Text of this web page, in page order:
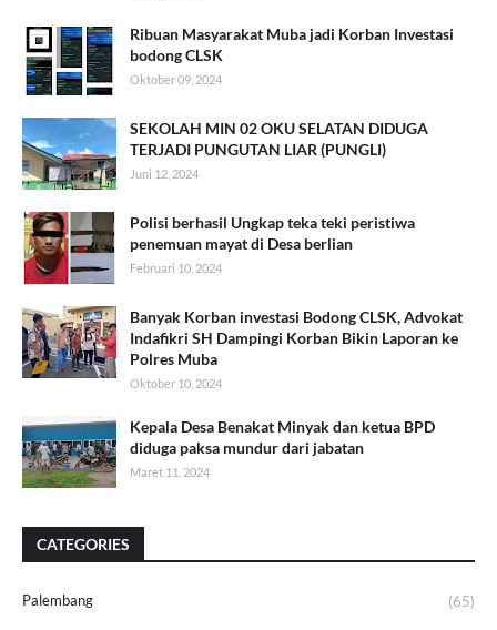
Ribuan Masyarakat Muba jadi Korban Investasi
bodong CLSK
Oktober 09, 2024
SEKOLAH MIN 02 OKU SELATAN DIDUGA
TERJADI PUNGUTAN LIAR (PUNGLI)
Juni 12, 2024
Polisi berhasil Ungkap teka teki peristiwa
penemuan mayat di Desa berlian
Februari 10, 2024
Banyak Korban investasi Bodong CLSK, Advokat
Indafikri SH Dampingi Korban Bikin Laporan ke
Polres Muba
Oktober 10, 2024
Kepala Desa Benakat Minyak dan ketua BPD
diduga paksa mundur dari jabatan
Maret 11, 2024
CATEGORIES
Palembang (65)